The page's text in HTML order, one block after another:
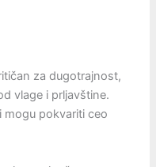
za dugotrajnost,
vlage i prljavštine.
mogu pokvariti ceo